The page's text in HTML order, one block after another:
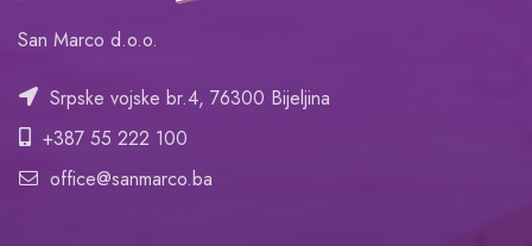
San Marco d.o.o.
Srpske vojske br.4, 76300 Bijeljina
+387 55 222 100
office@sanmarco.ba